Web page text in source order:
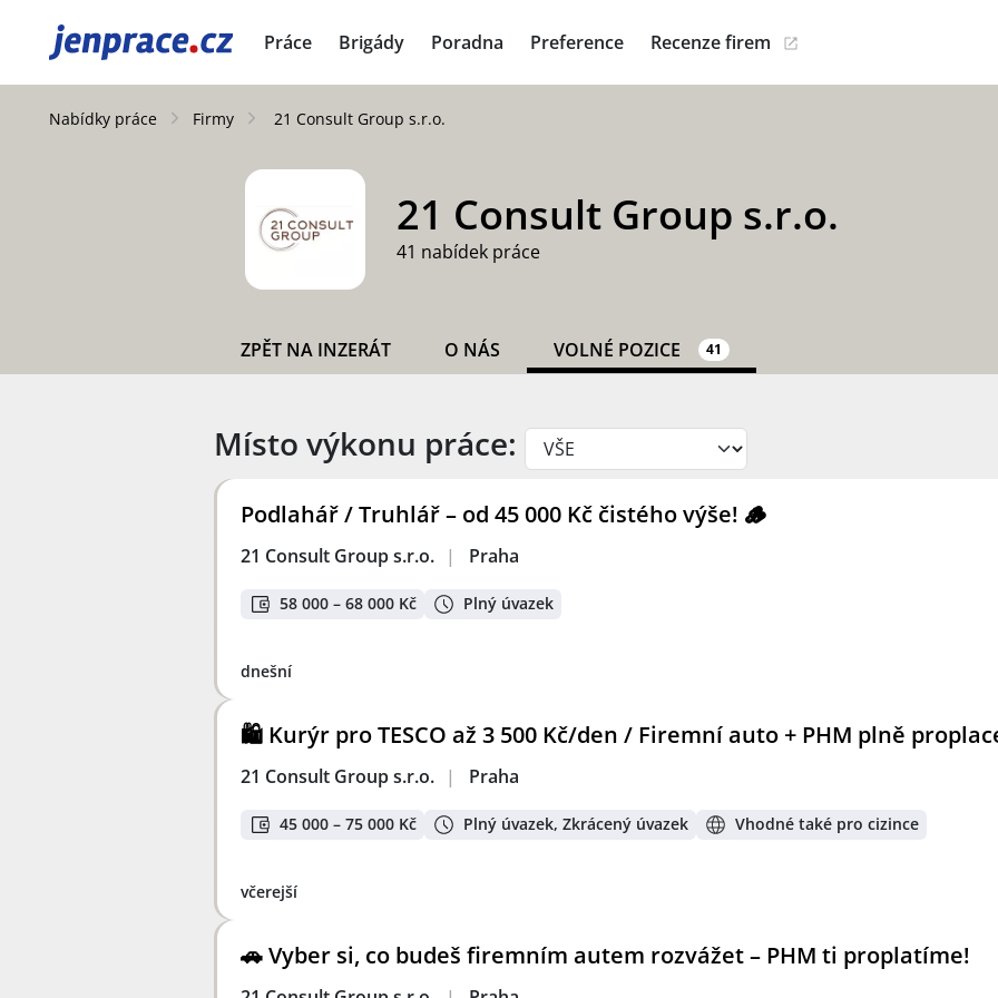
JenPráce.cz Práce Brigády Poradna Preference Recenze firem
Nabídky práce Firmy 21 Consult Group s.r.o.
21 Consult Group s.r.o.
41 nabídek práce
ZPĚT NA INZERÁT O NÁS VOLNÉ POZICE 41
Místo výkonu práce:
Podlahář / Truhlář – od 45 000 Kč čistého výše! 🪵
21 Consult Group s.r.o. | Praha
58 000 – 68 000 Kč Plný úvazek
dnešní
🛍️ Kurýr pro TESCO až 3 500 Kč/den / Firemní auto + PHM plně
21 Consult Group s.r.o. | Praha
45 000 – 75 000 Kč Plný úvazek, Zkrácený úvazek Vhodné také pro cizince
včerejší
🚗 Vyber si, co budeš firemním autem rozvážet – PHM ti proplatíme!